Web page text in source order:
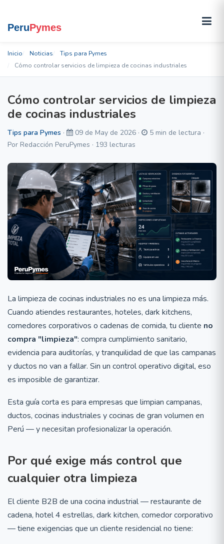
Inicio Noticias
Tips para Pymes
Cómo controlar servicios de limpieza de cocinas industriales
Cómo controlar servicios de limpieza
de cocinas industriales
Tips para Pymes · 09 de May de 2026 ·
5 min de lectura ·
Por Redacción PeruPymes · 193 lecturas
La limpieza de cocinas industriales no es una limpieza más.
Cuando atiendes restaurantes, hoteles, dark kitchens,
comedores corporativos o cadenas de comida, tu cliente no
compra "limpieza": compra cumplimiento sanitario,
evidencia para auditorías, y tranquilidad de que las campanas
y ductos no van a fallar. Sin un control operativo digital, eso
es imposible de garantizar.
Esta guía corta es para empresas que limpian campanas,
ductos, cocinas industriales y cocinas de gran volumen en
Perú — y necesitan profesionalizar la operación.
Por qué exige más control que
cualquier otra limpieza
El cliente B2B de una cocina industrial — restaurante de
cadena, hotel 4 estrellas, dark kitchen, comedor corporativo
— tiene exigencias que un cliente residencial no tiene: